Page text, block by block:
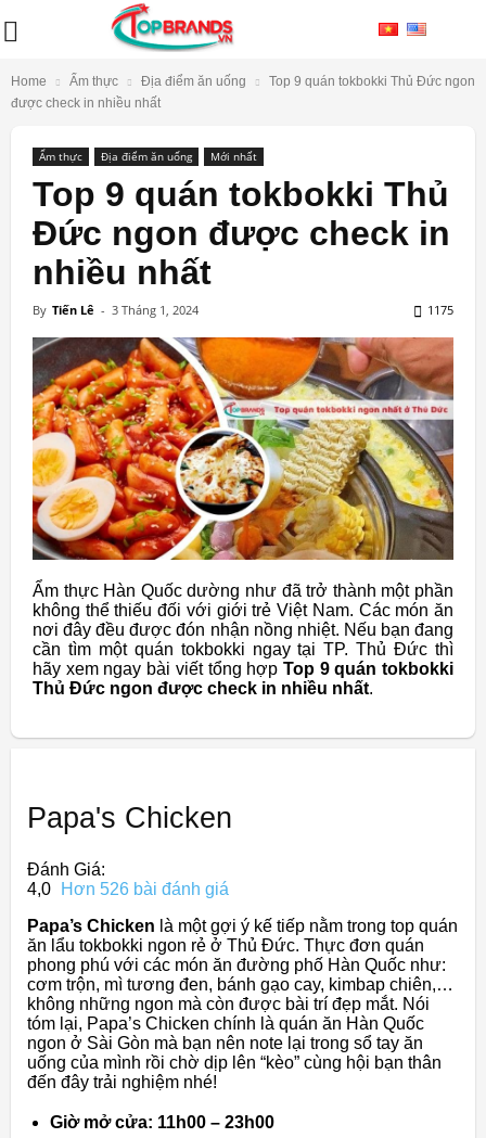
Home Ẩm thực Địa điểm ăn uống
Top 9 quán tokbokki Thủ Đức ngon
được check in nhiều nhất
Ẩm thực Địa điểm ăn uống Mới nhất
Top 9 quán tokbokki Thủ
Đức ngon được check in
nhiều nhất
By Tiến Lê - 3 Tháng 1, 2024 1175
Ẩm thực Hàn Quốc dường như đã trở thành một phần
không thể thiếu đối với giới trẻ Việt Nam. Các món ăn
nơi đây đều được đón nhận nồng nhiệt. Nếu bạn đang
cần tìm một quán tokbokki ngay tại TP. Thủ Đức thì
hãy xem ngay bài viết tổng hợp Top 9 quán tokbokki
Thủ Đức ngon được check in nhiều nhất.
Papa's Chicken
Đánh Giá:
4,0
Hơn 526 bài đánh giá
Papa’s Chicken là một gợi ý kế tiếp nằm trong top quán
ăn lẩu tokbokki ngon rẻ ở Thủ Đức. Thực đơn quán
phong phú với các món ăn đường phố Hàn Quốc như:
cơm trộn, mì tương đen, bánh gạo cay, kimbap chiên,…
không những ngon mà còn được bài trí đẹp mắt. Nói
tóm lại, Papa’s Chicken chính là quán ăn Hàn Quốc
ngon ở Sài Gòn mà bạn nên note lại trong sổ tay ăn
uống của mình rồi chờ dịp lên “kèo” cùng hội bạn thân
đến đây trải nghiệm nhé!
Giờ mở cửa: 11h00 – 23h00